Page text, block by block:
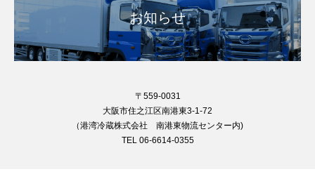
お知らせ
〒559-0031
大阪市住之江区南港東3-1-72
（港湾冷蔵株式会社 南港東物流センター内)
TEL 06-6614-0355